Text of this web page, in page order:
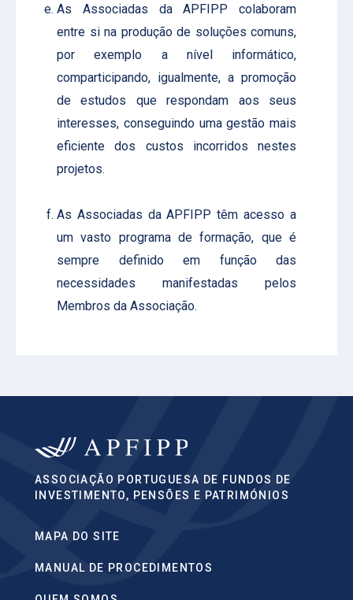
As Associadas da APFIPP colaboram
entre si na produção de soluções comuns,
por exemplo a nível informático,
comparticipando, igualmente, a promoção
de estudos que respondam aos seus
interesses, conseguindo uma gestão mais
eficiente dos custos incorridos nestes
projetos.
As Associadas da APFIPP têm acesso a
um vasto programa de formação, que é
sempre definido em função das
necessidades manifestadas pelos
Membros da Associação.
ASSOCIAÇÃO PORTUGUESA DE FUNDOS DE
INVESTIMENTO, PENSÕES E PATRIMÓNIOS
MAPA DO SITE
MANUAL DE PROCEDIMENTOS